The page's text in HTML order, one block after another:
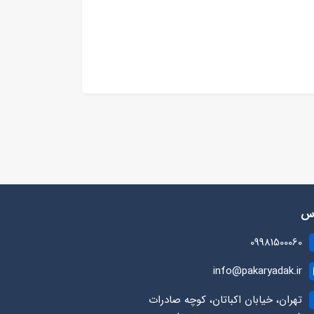
09981500060
info@pakaryadak.ir
تهران، خیابان اکباتان، کوچه صادرات